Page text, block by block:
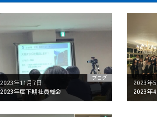
2023年11月7日
ブログ
2023年度下期社員総会
2023年
2023年